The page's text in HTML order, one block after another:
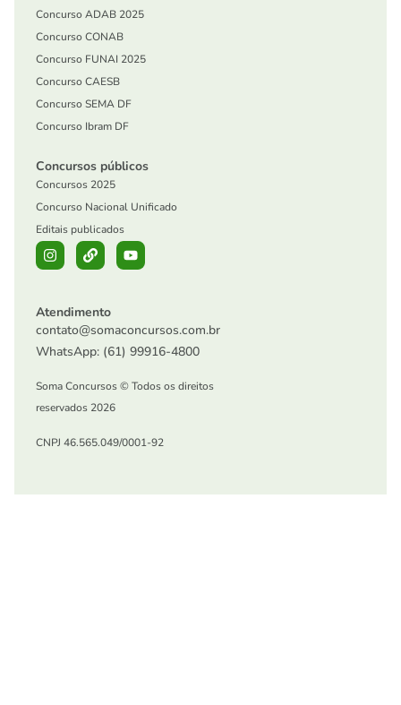
Concurso ADAB 2025
Concurso CONAB
Concurso FUNAI 2025
Concurso CAESB
Concurso SEMA DF
Concurso Ibram DF
Concursos públicos
Concursos 2025
Concurso Nacional Unificado
Editais publicados
Atendimento
contato@somaconcursos.com.br
WhatsApp: (61) 99916-4800
Soma Concursos © Todos os direitos
reservados 2026
CNPJ 46.565.049/0001-92